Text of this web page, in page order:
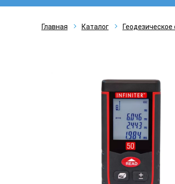
Главная Каталог